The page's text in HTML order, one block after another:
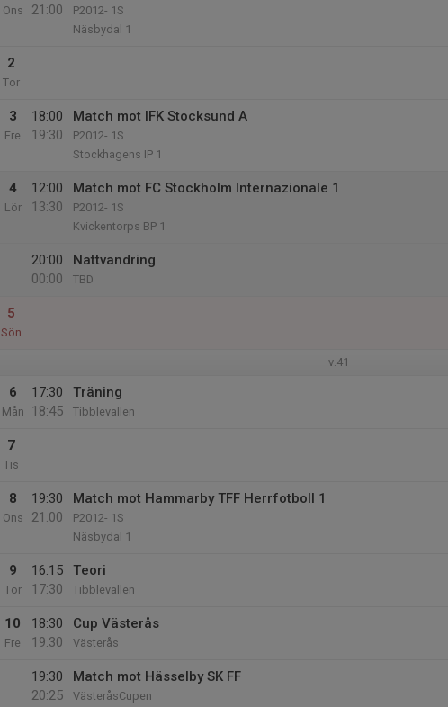
Ons
21:00
P2012- 1S
Näsbydal 1
2
Tor
3
Fre
18:00
19:30
Match mot IFK Stocksund A
P2012- 1S
Stockhagens IP 1
4
Lör
12:00
13:30
Match mot FC Stockholm Internazionale 1
P2012- 1S
Kvickentorps BP 1
20:00
00:00
Nattvandring
TBD
5
Sön
v.41
6
Mån
17:30
18:45
Träning
Tibblevallen
7
Tis
8
Ons
19:30
21:00
Match mot Hammarby TFF Herrfotboll 1
P2012- 1S
Näsbydal 1
9
Tor
16:15
17:30
Teori
Tibblevallen
10
Fre
18:30
19:30
Cup Västerås
Västerås
19:30
20:25
Match mot Hässelby SK FF
VästeråsCupen